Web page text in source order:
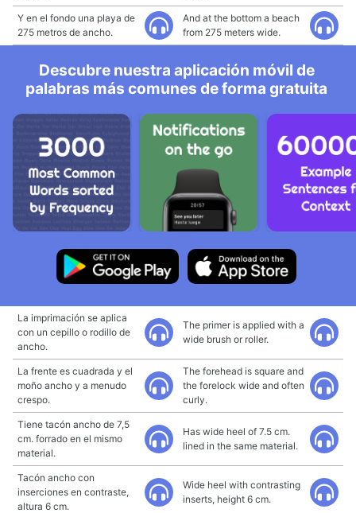
Y en el fondo una playa de
275 metros de ancho.
And at the bottom a beach
from 275 meters wide.
Descubre nuestra aplicación móvil de
palabras más comunes de forma gratuita
La imprimación se aplica
con un cepillo o rodillo de
ancho.
The primer is applied with a
wide brush or roller.
La frente es cuadrada y el
moño ancho y a menudo
crespo.
The forehead is square and
the forelock wide and often
curly.
Tiene tacón ancho de 7,5
cm. forrado en el mismo
material.
Has wide heel of 7.5 cm.
lined in the same material.
Tacón ancho con
inserciones en contraste,
altura 6 cm.
Wide heel with contrasting
inserts, height 6 cm.